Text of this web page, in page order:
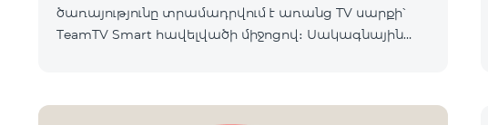
ծառայությունը տրամադրվում է առանց TV սարքի՝
TeamTV Smart հավելվածի միջոցով։ Սակագնային